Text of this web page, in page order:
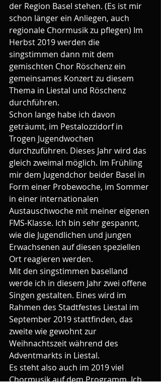
der Region Basel stehen. (Es ist mir
schon länger ein Anliegen, auch
regionale Chormusik zu pflegen) Im
Herbst 2019 werden die
singstimmen dann mit dem
gemischten Chor Röschenz ein
gemeinsames Konzert zu diesem
Thema in Liestal und Röschenz
durchführen.
Schon lange habe ich davon
geträumt, im Pestalozzidorf in
Trogen Jugendwochen
durchzuführen. Dieses Jahr wird das
gleich zweimal möglich. Im Frühling
mir dem Jugendchor beider Basel in
Form einer Probewoche, im Sommer
in einer internationalen
Austauschwoche mit meiner eigenen
FMS-Klasse. Ich bin sehr gespannt,
wie die Jugendlichen und jungen
Erwachsenen auf diesen speziellen
Ort reagieren werden.
Mit den singstimmen baselland
werde ich in diesem Jahr zwei offene
Singen gestalten. Eines wird im
Rahmen des Stadtfestes Liestal im
September 2019 stattfinden, das
zweite wie gewohnt zur
Weihnachtszeit während des
Adventmarkts in Liestal.
Es steht also auch im 2019 viel
Chormusik auf dem Programm. Ich